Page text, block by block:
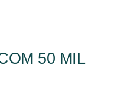
50 MIL